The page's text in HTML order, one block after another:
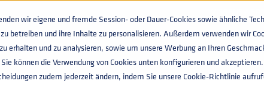
wir eigene und fremde Session- oder Dauer-Cookies sowie ähnliche
betreiben und ihre Inhalte zu personalisieren. Außerdem verwenden wir
erhalten und zu analysieren, sowie um unsere Werbung an Ihren
können die Verwendung von Cookies unten konfigurieren und
zudem jederzeit ändern, indem Sie unsere Cookie-Richtlinie